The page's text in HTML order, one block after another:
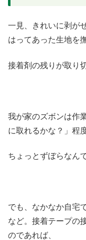
一見、きれいに剥が
はってあった生地を
接着剤の残りが取り
我が家のズボンは作
に取れるかな？」程
ちょっとずぼらなん
でも、なかなか自宅
など。接着テープの
のであれば、